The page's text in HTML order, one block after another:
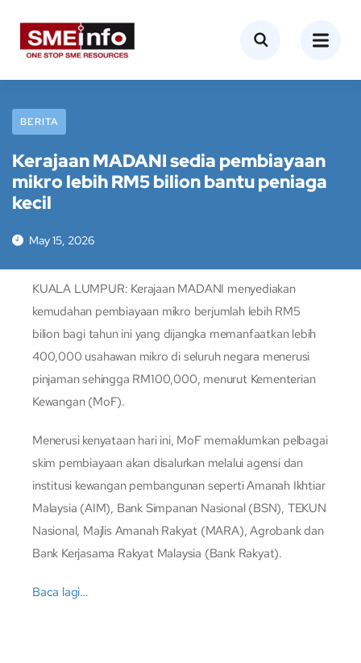
BERITA
Kerajaan MADANI sedia pembiayaan
mikro lebih RM5 bilion bantu peniaga
kecil
May 15, 2026
KUALA LUMPUR: Kerajaan MADANI menyediakan
kemudahan pembiayaan mikro berjumlah lebih RM5
bilion bagi tahun ini yang dijangka memanfaatkan lebih
400,000 usahawan mikro di seluruh negara menerusi
pinjaman sehingga RM100,000, menurut Kementerian
Kewangan (MoF).
Menerusi kenyataan hari ini, MoF memaklumkan pelbagai
skim pembiayaan akan disalurkan melalui agensi dan
institusi kewangan pembangunan seperti Amanah Ikhtiar
Malaysia (AIM), Bank Simpanan Nasional (BSN), TEKUN
Nasional, Majlis Amanah Rakyat (MARA), Agrobank dan
Bank Kerjasama Rakyat Malaysia (Bank Rakyat).
Baca lagi…